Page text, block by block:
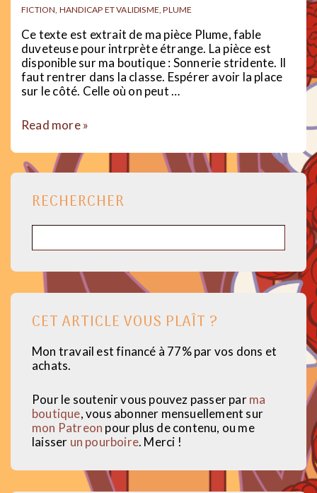
FICTION, HANDICAP ET VALIDISME,PLUME
Ce texte est extrait de ma pièce Plume, fable
duveteuse pour intrprète étrange. La pièce est
disponible sur ma boutique : Sonnerie stridente. Il
faut rentrer dans la classe. Espérer avoir la place
sur le côté. Celle où on peut …
Quadrillage
Read more »
RECHERCHER
CET ARTICLE VOUS PLAÎT ?
Mon travail est financé à 77% par vos dons et
achats.
Pour le soutenir vous pouvez passer parma
boutique, vous abonner mensuellement sur
mon Patreon pour plus de contenu, ou me
laisser un pourboire. Merci !